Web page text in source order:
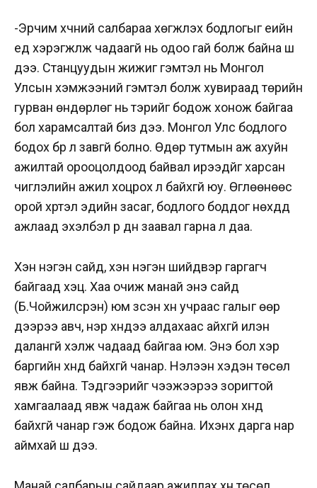
-Эрчим хүчний салбараа хөгжүүлэх бодлогыг үеийн
үед хэрэгжүүлж чадаагүй нь одоо гай болж байна шүү
дээ. Станцуудын жижиг гэмтэл нь Монгол
Улсын хэмжээний гэмтэл болж хувираад төрийн
гурван өндөрлөг нь тэрийг бодож хонож байгаа
бол харамсалтай биз дээ. Монгол Улс бодлого
бодох бүр л завгүй болно. Өдөр тутмын аж ахуйн
ажилтай орооцолдоод байвал ирээдүйг харсан
чиглэлийн ажил хоцрох л байхгүй юу. Өглөөнөөс
орой хүртэл эдийн засаг, бодлого боддог нөхдүүд
ажлаад эхэлбэл үр дүн заавал гарна л даа.
Хэн нэгэн сайд, хэн нэгэн шийдвэр гаргагч
байгаад хэцүү. Хаа очиж манай энэ сайд
(Б.Чойжилсүрэн) юм үзсэн хүн учраас галыг өөр
дээрээ авч, нэр хүндээ алдахаас айхгүй илэн
далангүй хэлж чадаад байгаа юм. Энэ бол хэр
баргийн хүнд байхгүй чанар. Нэлээн хэдэн төсөл
явж байна. Тэдгээрийг чээжээрээ зоригтой
хамгаалаад явж чадаж байгаа нь олон хүнд
байхгүй чанар гэж бодож байна. Ихэнх дарга нар
аймхай шүү дээ.